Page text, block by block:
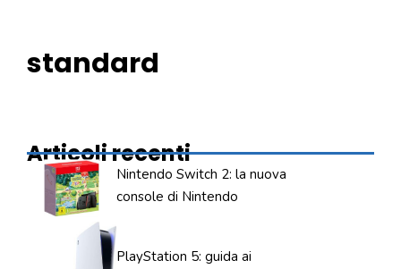
standard
Articoli recenti
Nintendo Switch 2: la nuova
console di Nintendo
PlayStation 5: guida ai